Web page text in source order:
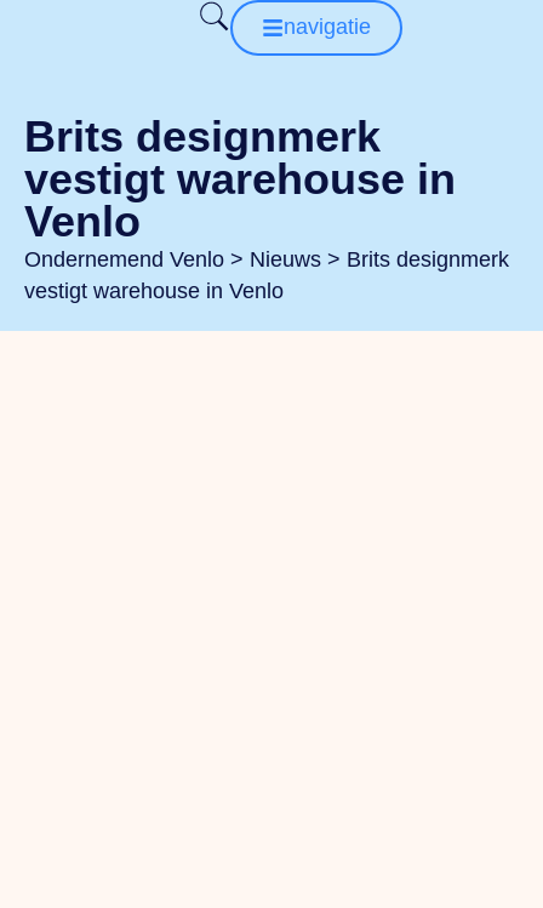
navigatie
Brits designmerk
vestigt warehouse in
Venlo
Ondernemend Venlo > Nieuws > Brits designmerk
vestigt warehouse in Venlo